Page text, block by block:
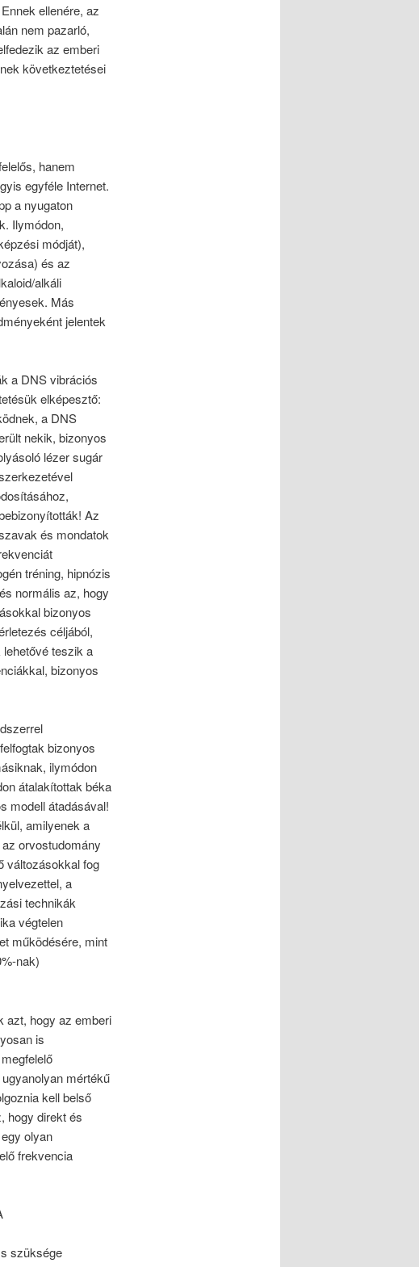
ellenére, az
nem pazarló,
az emberi
következtetései
hanem
egyféle Internet.
a nyugaton
Ilymódon,
módját),
és az
alkáli
Más
jelentek
a DNS vibrációs
elképesztő:
a DNS
nekik, bizonyos
lézer sugár
Az
és mondatok
tréning, hipnózis
normális az, hogy
bizonyos
céljából,
teszik a
bizonyos
bizonyos
ilymódon
átalakítottak béka
modell átadásával!
amilyenek a
orvostudomány
változásokkal fog
a
technikák
végtelen
működésére, mint
nak)
azt, hogy az emberi
is
mértékű
kell belső
hogy direkt és
olyan
frekvencia
szüksége